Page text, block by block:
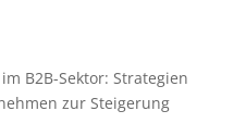
B2B-Sektor: Strategien
zur Steigerung